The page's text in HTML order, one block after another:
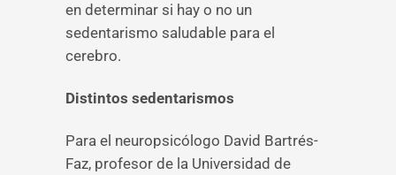
en determinar si hay o no un
sedentarismo saludable para el
cerebro.
Distintos sedentarismos
Para el neuropsicólogo David Bartrés-
Faz, profesor de la Universidad de